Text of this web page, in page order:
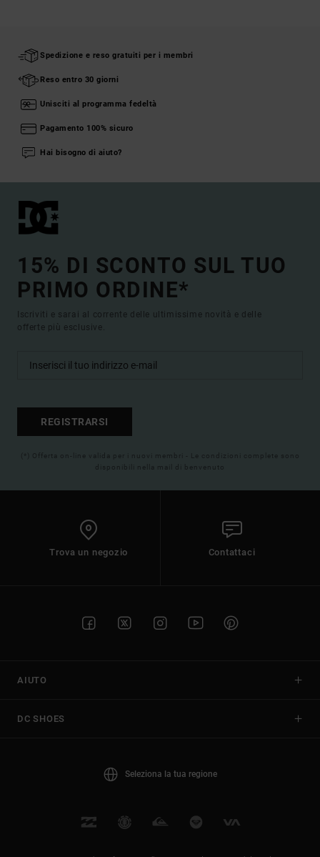
Spedizione e reso gratuiti per i membri
Reso entro 30 giorni
Unisciti al programma fedeltà
Pagamento 100% sicuro
Hai bisogno di aiuto?
15% DI SCONTO SUL TUO
PRIMO ORDINE*
Iscriviti e sarai al corrente delle ultimissime novità e delle
offerte più esclusive.
REGISTRARSI
(*) Offerta on-line valida per i nuovi membri - Le condizioni complete sono
disponibili nella mail di benvenuto
Trova un negozio Contattaci
AIUTO
DC SHOES
Seleziona la tua regione